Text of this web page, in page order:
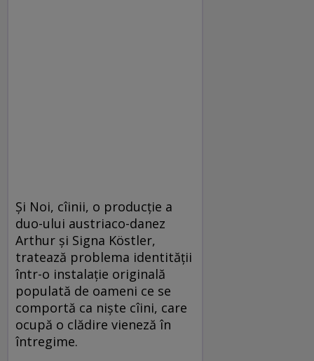
Şi Noi, cîinii, o producție a
duo-ului austriaco-danez
Arthur și Signa Köstler,
tratează problema identității
într-o instalație originală
populată de oameni ce se
comportă ca niște cîini, care
ocupă o clădire vieneză în
întregime.